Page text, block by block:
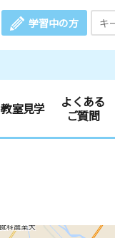
学習中の方
教室見学
よくある
ご質問